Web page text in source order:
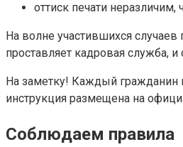
оттиск печати неразличим,
На волне участившихся
проставляет кадровая служба,
На заметку! Каждый гражданин
инструкция размещена на
Соблюдаем правила